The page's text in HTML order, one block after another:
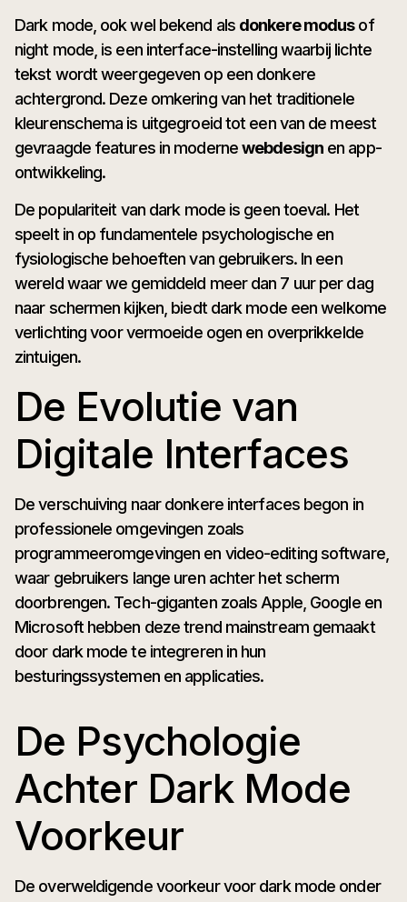
Dark mode, ook wel bekend als donkere modusof
night mode, is een interface-instelling waarbij lichte
tekst wordt weergegeven op een donkere
achtergrond. Deze omkering van het traditionele
kleurenschema is uitgegroeid tot een van de meest
gevraagde features in modernewebdesignen app-
ontwikkeling.
De populariteit van dark mode is geen toeval. Het
speelt in op fundamentele psychologische en
fysiologische behoeften van gebruikers. In een
wereld waar we gemiddeld meer dan 7 uur per dag
naar schermen kijken, biedt dark mode een welkome
verlichting voor vermoeide ogen en overprikkelde
zintuigen.
De Evolutie van
Digitale Interfaces
De verschuiving naar donkere interfaces begon in
professionele omgevingen zoals
programmeeromgevingen en video-editing software,
waar gebruikers lange uren achter het scherm
doorbrengen. Tech-giganten zoals Apple, Google en
Microsoft hebben deze trend mainstream gemaakt
door dark mode te integreren in hun
besturingssystemen en applicaties.
De Psychologie
Achter Dark Mode
Voorkeur
De overweldigende voorkeur voor dark mode onder